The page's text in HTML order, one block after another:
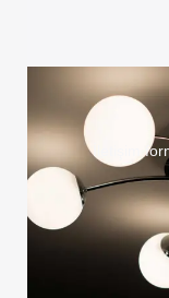
İletişim